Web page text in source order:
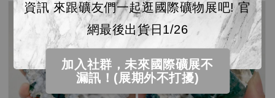
資訊 來跟礦友們一起逛國際礦物展吧! 官
網最後出貨日1/26
加入社群，未來國際礦展不
漏訊！(展期外不打擾)